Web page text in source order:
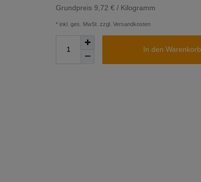
Grundpreis 9,72 € / Kilogramm
* inkl. ges. MwSt. zzgl. Versandkosten
In den Warenkorb